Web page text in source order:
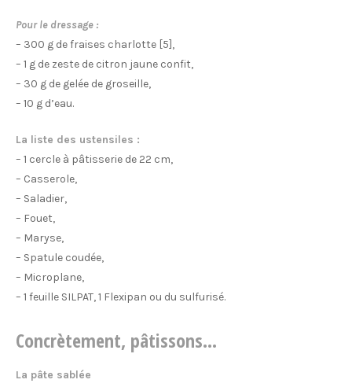
Pour le dressage :
– 300 g de fraises charlotte [5],
– 1 g de zeste de citron jaune confit,
– 30 g de gelée de groseille,
– 10 g d’eau.
La liste des ustensiles :
– 1 cercle à pâtisserie de 22 cm,
– Casserole,
– Saladier,
– Fouet,
– Maryse,
– Spatule coudée,
– Microplane,
– 1 feuille SILPAT, 1 Flexipan ou du sulfurisé.
Concrètement, pâtissons…
La pâte sablée